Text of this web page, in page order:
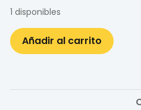
1 disponibles
Añadir al carrito